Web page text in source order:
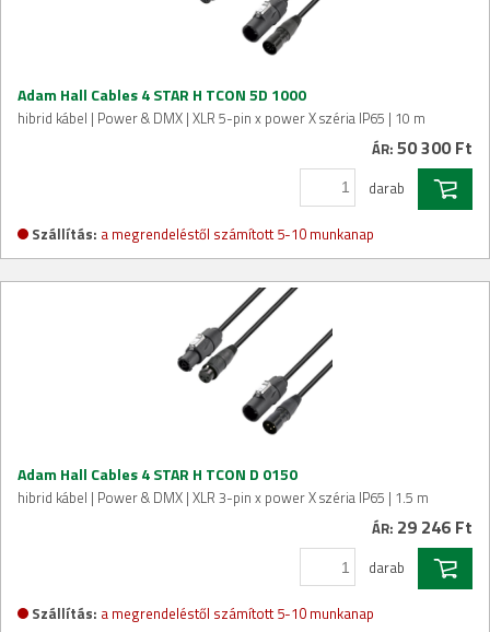
Adam Hall Cables 4 STAR H TCON 5D 1000
hibrid kábel | Power & DMX | XLR 5-pin x power X széria IP65 | 10 m
ÁR: 50 300 Ft
darab
Szállítás: a megrendeléstől számított 5-10 munkanap
Adam Hall Cables 4 STAR H TCON D 0150
hibrid kábel | Power & DMX | XLR 3-pin x power X széria IP65 | 1.5 m
ÁR: 29 246 Ft
darab
Szállítás: a megrendeléstől számított 5-10 munkanap